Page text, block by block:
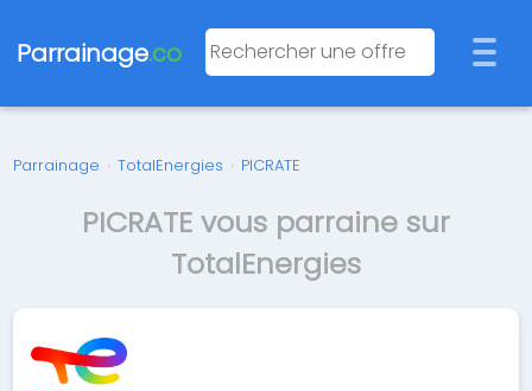
Parrainage.co
Parrainage › TotalEnergies › PICRATE
PICRATE vous parraine sur
TotalEnergies